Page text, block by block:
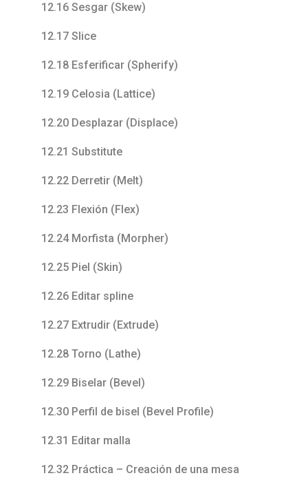
12.16 Sesgar (Skew)
12.17 Slice
12.18 Esferificar (Spherify)
12.19 Celosia (Lattice)
12.20 Desplazar (Displace)
12.21 Substitute
12.22 Derretir (Melt)
12.23 Flexión (Flex)
12.24 Morfista (Morpher)
12.25 Piel (Skin)
12.26 Editar spline
12.27 Extrudir (Extrude)
12.28 Torno (Lathe)
12.29 Biselar (Bevel)
12.30 Perfil de bisel (Bevel Profile)
12.31 Editar malla
12.32 Práctica – Creación de una mesa